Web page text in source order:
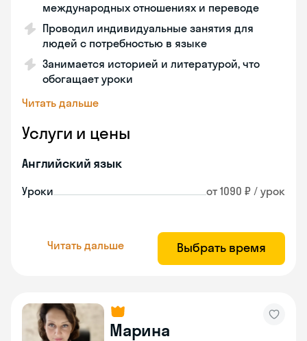
международных отношениях и переводе
Проводил индивидуальные занятия для
людей с потребностью в языке
Занимается историей и литературой, что
обогащает уроки
Читать дальше
Услуги и цены
Английский язык
Уроки от 1090 ₽ / урок
Читать дальше Выбрать время
Марина